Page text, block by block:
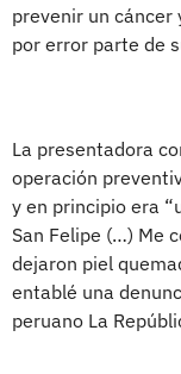
prevenir un cáncer
por error parte de
La presentadora
operación
y en principio era
San Felipe (…) Me
dejaron piel
entablé una
peruano La